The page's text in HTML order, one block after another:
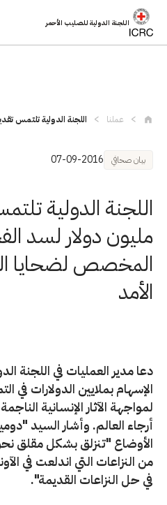
اللجنة الدولية للصليب الأحمر
عملنا اللجنة الدولية تلتمس تقديم 115 مليون
بيان صحافي 07-09-2016
مليون دولار لسد
المخصص لضحايا
الأمد
دعا مدير العمليات في اللجنة
لمواجهة الآثار الإنسانية
أرجاء العالم. وأشار السيد
الأوضاع "تنزلق بشكل مقلق
من النزاعات التي اندلعت في
في حل النزاعات القديمة".